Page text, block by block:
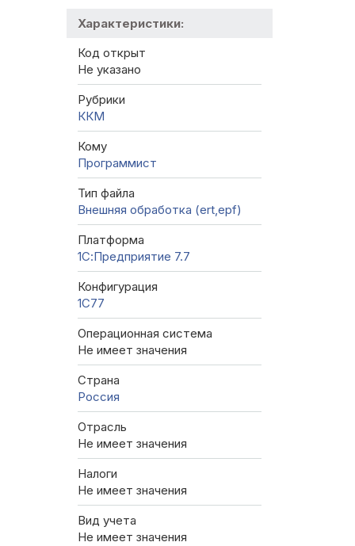
Характеристики:
Код открыт
Не указано
Рубрики
ККМ
Кому
Программист
Тип файла
Внешняя обработка (ert,epf)
Платформа
1С:Предприятие 7.7
Конфигурация
1C77
Операционная система
Не имеет значения
Страна
Россия
Отрасль
Не имеет значения
Налоги
Не имеет значения
Вид учета
Не имеет значения